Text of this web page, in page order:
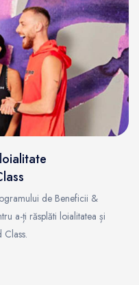
de Beneficii &
a-ți răsplăti loialitatea și